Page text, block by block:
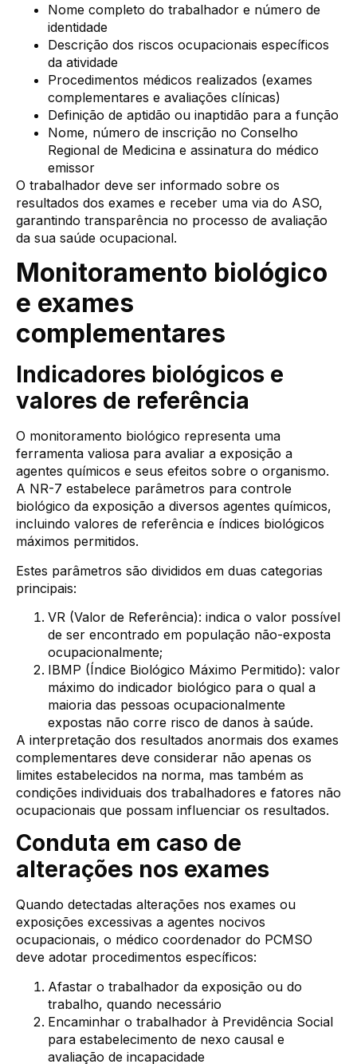
Nome completo do trabalhador e número de
identidade
Descrição dos riscos ocupacionais específicos
da atividade
Procedimentos médicos realizados (exames
complementares e avaliações clínicas)
Definição de aptidão ou inaptidão para a função
Nome, número de inscrição no Conselho
Regional de Medicina e assinatura do médico
emissor
O trabalhador deve ser informado sobre os
resultados dos exames e receber uma via do ASO,
garantindo transparência no processo de avaliação
da sua saúde ocupacional.
Monitoramento biológico
e exames
complementares
Indicadores biológicos e
valores de referência
O monitoramento biológico representa uma
ferramenta valiosa para avaliar a exposição a
agentes químicos e seus efeitos sobre o organismo.
A NR-7 estabelece parâmetros para controle
biológico da exposição a diversos agentes químicos,
incluindo valores de referência e índices biológicos
máximos permitidos.
Estes parâmetros são divididos em duas categorias
principais:
VR (Valor de Referência): indica o valor possível
de ser encontrado em população não-exposta
ocupacionalmente;
IBMP (Índice Biológico Máximo Permitido): valor
máximo do indicador biológico para o qual a
maioria das pessoas ocupacionalmente
expostas não corre risco de danos à saúde.
A interpretação dos resultados anormais dos exames
complementares deve considerar não apenas os
limites estabelecidos na norma, mas também as
condições individuais dos trabalhadores e fatores não
ocupacionais que possam influenciar os resultados.
Conduta em caso de
alterações nos exames
Quando detectadas alterações nos exames ou
exposições excessivas a agentes nocivos
ocupacionais, o médico coordenador do PCMSO
deve adotar procedimentos específicos:
Afastar o trabalhador da exposição ou do
trabalho, quando necessário
Encaminhar o trabalhador à Previdência Social
para estabelecimento de nexo causal e
avaliação de incapacidade